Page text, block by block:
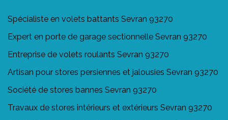
Spécialiste en volets battants Sevran 93270
Expert en porte de garage sectionnelle Sevran 93270
Entreprise de volets roulants Sevran 93270
Artisan pour stores persiennes et jalousies Sevran 93270
Société de stores bannes Sevran 93270
Travaux de stores intérieurs et extérieurs Sevran 93270